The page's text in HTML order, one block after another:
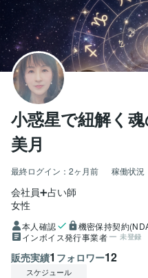
小惑星で紐解く
美月
最終ログイン： 2ヶ月前 稼働状況
会社員➕占い師
女性
本人確認 機密保持契約
インボイス発行事業者 未登録
販売実績1 フォロワー12
スケジュール